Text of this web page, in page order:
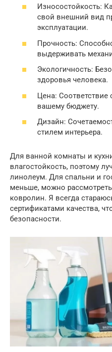
Износостойкость:
свой внешний вид
эксплуатации.
Прочность:
выдерживать
Экологичность:
здоровья человека.
Цена: Соответствие
вашему бюджету.
Дизайн:
стилем интерьера.
Для ванной комнаты и
влагостойкость, поэтому
линолеум. Для спальни и
меньше, можно
ковролин. Я всегда
сертификатами качества,
безопасности.